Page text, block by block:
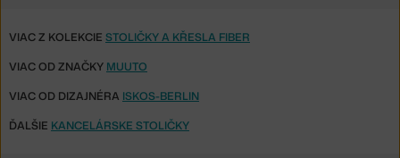
VIAC Z KOLEKCIE STOLIČKY A KŘESLA FIBER
VIAC OD ZNAČKY MUUTO
VIAC OD DIZAJNÉRA ISKOS-BERLIN
ĎALŠIE KANCELÁRSKE STOLIČKY